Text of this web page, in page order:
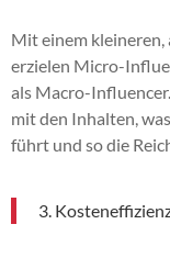
Mit einem
erzielen Micro-
als Macro-
mit den Inhalten,
führt und so die
3.